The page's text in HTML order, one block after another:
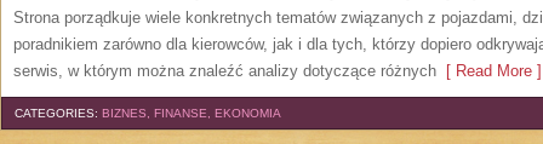
Strona porządkuje wiele konkretnych tematów związanych z pojazdami,
poradnikiem zarówno dla kierowców, jak i dla tych, którzy dopiero
serwis, w którym można znaleźć analizy dotyczące różnych [ Read More ]
CATEGORIES: BIZNES, FINANSE, EKONOMIA